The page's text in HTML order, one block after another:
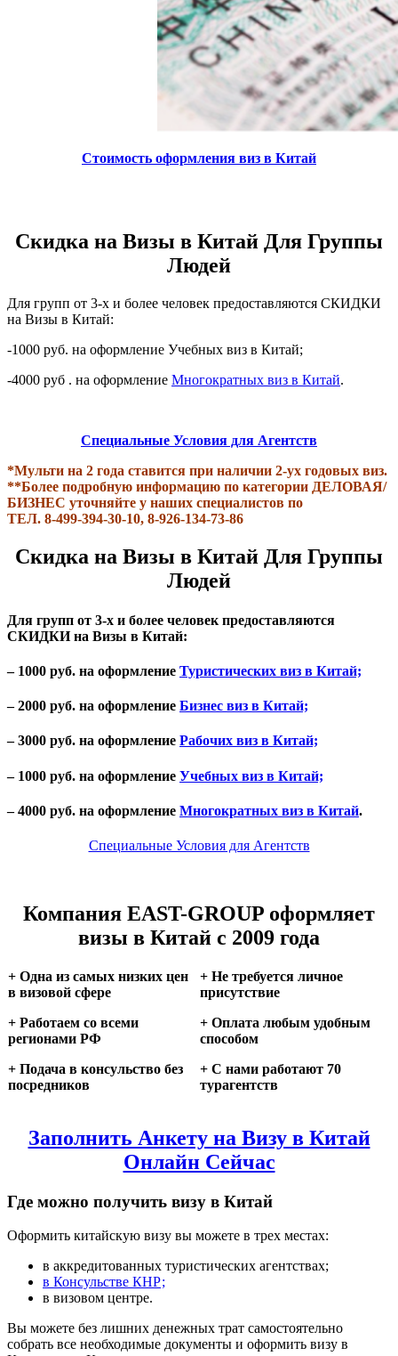
Стоимость оформления виз в Китай
Скидка на Визы в Китай Для Группы
Людей
Для групп от 3-х и более человек предоставляются СКИДКИ
на Визы в Китай:
-1000 руб. на оформление Учебных виз в Китай;
-4000 руб . на оформление Многократных виз в Китай.
Специальные Условия для Агентств
*Мульти на 2 года ставится при наличии 2-ух годовых виз.
**Более подробную информацию по категории ДЕЛОВАЯ/
БИЗНЕС уточняйте у наших специалистов по
ТЕЛ. 8-499-394-30-10, 8-926-134-73-86
Скидка на Визы в Китай Для Группы
Людей
Для групп от 3-х и более человек предоставляются
СКИДКИ на Визы в Китай:
– 1000 руб. на оформление Туристических виз в Китай;
– 2000 руб. на оформление Бизнес виз в Китай;
– 3000 руб. на оформление Рабочих виз в Китай;
– 1000 руб. на оформление Учебных виз в Китай;
– 4000 руб. на оформление Многократных виз в Китай.
Специальные Условия для Агентств
Компания EAST-GROUP оформляет
визы в Китай с 2009 года
+ Одна из самых низких цен
в визовой сфере
+ Работаем со всеми
регионами РФ
+ Подача в консульство без
посредников
+ Не требуется личное
присутствие
+ Оплата любым удобным
способом
+ С нами работают 70
турагентств
Заполнить Анкету на Визу в Китай
Онлайн Сейчас
Где можно получить визу в Китай
Оформить китайскую визу вы можете в трех местах:
в аккредитованных туристических агентствах;
в Консульстве КНР;
в визовом центре.
Вы можете без лишних денежных трат самостоятельно
собрать все необходимые документы и оформить визу в